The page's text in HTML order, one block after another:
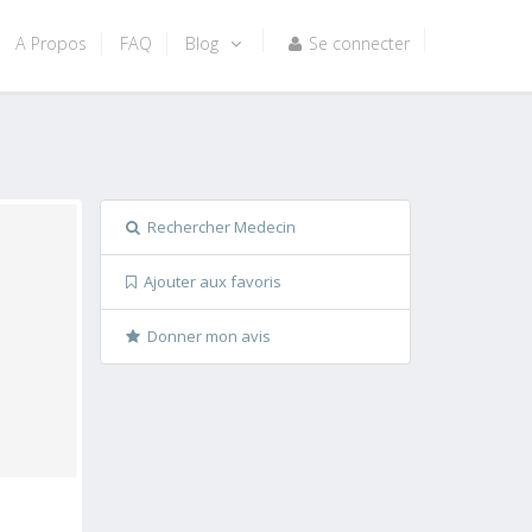
A Propos FAQ Blog Se connecter
Rechercher Medecin
Ajouter aux favoris
Donner mon avis